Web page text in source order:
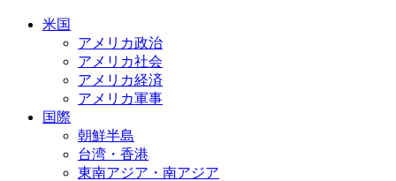
米国
アメリカ政治
アメリカ社会
アメリカ経済
アメリカ軍事
国際
朝鮮半島
台湾・香港
東南アジア・南アジア